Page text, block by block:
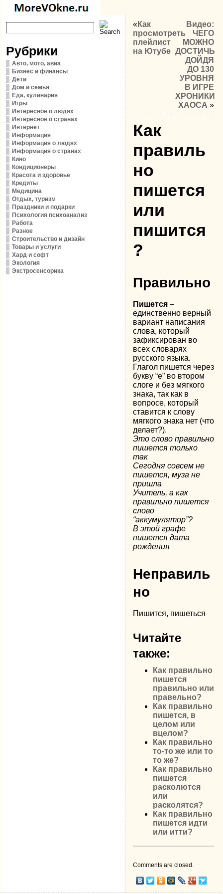
Рубрики
Авто, мото, авиа
Бизнес и финансы
Дети
Дом и семья
Еда, кулинария
Игры
Интересное о людях
Интересное о странах
Интернет
Информация
Информация о людях
Информация о странах
Кино
Кондиционеры
Красота и здоровье
Кредиты
Медицина
Отдых, туризм
Праздники и подарки
Психология психоанализ
Работа
Разное
Строительство и дизайн
Товары и услуги
Хард и софт
Экология
Экстросенсорика
«Как
просмотреть
плейлист
на Ютубе
Видео:
ЧЕГО
МОЖНО
ДОСТИЧЬ
ДОЙДЯ
ДО 130
УРОВНЯ
В ИГРЕ
ХРОНИКИ
ХАОСА »
Как
правиль
но
пишется
или
пишится
?
Правильно
Пишется –
единственно верный
вариант написания
слова, который
зафиксирован во
всех словарях
русского языка.
Глагол пишется через
букву “е” во втором
слоге и без мягкого
знака, так как в
вопросе, который
ставится к слову
мягкого знака нет (что
делает?).
Это слово правильно
пишется только
так
Сегодня совсем не
пишется, муза не
пришла
Учитель, а как
правильно пишется
слово
“аккумулятор”?
В этой графе
пишется дата
рождения
Неправиль
но
Пишится, пишеться
Читайте
также:
Как правильно
пишется
правильно или
правельно?
Как правильно
пишется, в
целом или
вцелом?
Как правильно
то-то же или то
то же?
Как правильно
пишется
расколются
или
расколятся?
Как правильно
пишется идти
или итти?
Comments are closed.